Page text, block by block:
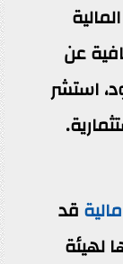
عن
استشر
قد
لهيئة